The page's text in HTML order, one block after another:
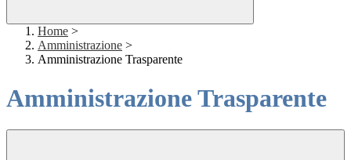
Home >
Amministrazione >
Amministrazione Trasparente
Amministrazione Trasparente